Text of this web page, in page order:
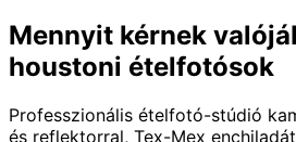
Mennyit kérnek
houstoni ételfotósok
Professzionális ételfotó-stúdió
és reflektorral, Tex-Mex